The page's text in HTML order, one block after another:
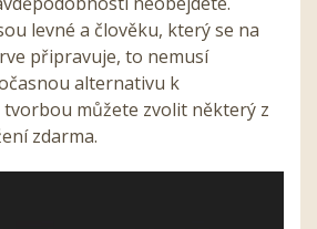
levné a člověku, který se na
připravuje, to nemusí
alternativu k
tvorbou můžete zvolit některý z
zdarma.